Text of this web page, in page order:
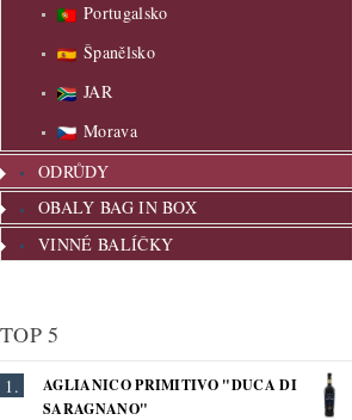
Portugalsko
Španělsko
JAR
Morava
ODRŮDY
OBALY BAG IN BOX
VINNÉ BALÍČKY
TOP 5
AGLIANICO PRIMITIVO "DUCA DI
SARAGNANO"